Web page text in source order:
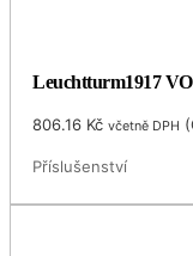
Leuchtturm1917
806.16 Kč včetně DPH (
Příslušenství